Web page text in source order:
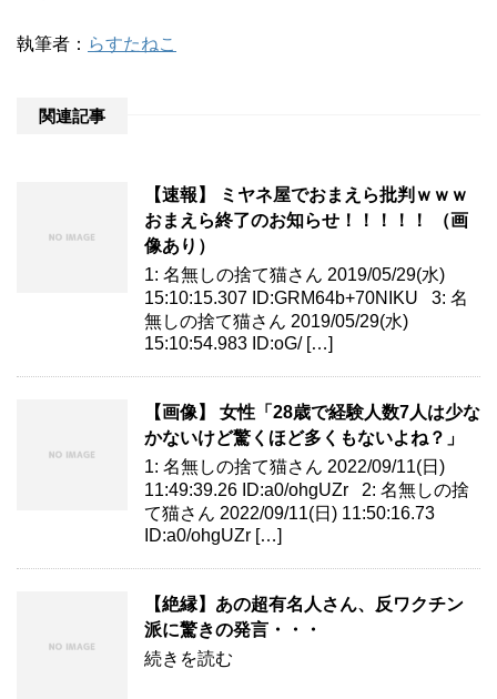
執筆者： らすたねこ
関連記事
【速報】 ミヤネ屋でおまえら批判ｗｗｗ
おまえら終了のお知らせ！！！！！ （画
像あり）
1: 名無しの捨て猫さん 2019/05/29(水)
15:10:15.307 ID:GRM64b+70NIKU 3: 名
無しの捨て猫さん 2019/05/29(水)
15:10:54.983 ID:oG/ […]
【画像】 女性「28歳で経験人数7人は少な
かないけど驚くほど多くもないよね？」
1: 名無しの捨て猫さん 2022/09/11(日)
11:49:39.26 ID:a0/ohgUZr 2: 名無しの捨
て猫さん 2022/09/11(日) 11:50:16.73
ID:a0/ohgUZr […]
【絶縁】あの超有名人さん、反ワクチン
派に驚きの発言・・・
続きを読む